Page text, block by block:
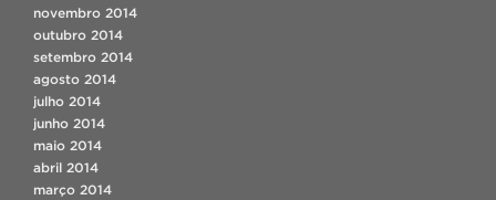
novembro 2014
outubro 2014
setembro 2014
agosto 2014
julho 2014
junho 2014
maio 2014
abril 2014
março 2014